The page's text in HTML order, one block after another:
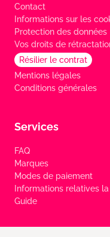
Contact
Informations sur les
Protection des données
Vos droits de
Résilier le contrat
Mentions légales
Conditions générales
Services
FAQ
Marques
Modes de paiement
Informations relatives
Guide